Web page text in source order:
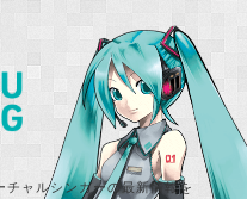
チャルシンガーの最新情報を